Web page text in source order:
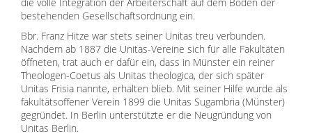
bestehenden Gesellschaftsordnung ein.
Bbr. Franz Hitze war stets seiner Unitas treu verbunden.
Nachdem ab 1887 die Unitas-Vereine sich für alle Fakultäten
öffneten, trat auch er dafür ein, dass in Münster ein reiner
Theologen-Coetus als Unitas theologica, der sich später
Unitas Frisia nannte, erhalten blieb. Mit seiner Hilfe wurde als
fakultätsoffener Verein 1899 die Unitas Sugambria (Münster)
gegründet. In Berlin unterstützte er die Neugründung von
Unitas Berlin.